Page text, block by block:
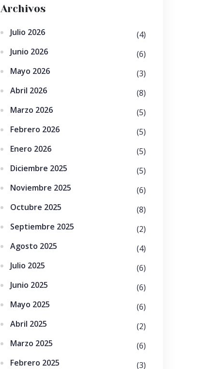
Archivos
Julio 2026
(4)
Junio 2026
(6)
Mayo 2026
(3)
Abril 2026
(8)
Marzo 2026
(5)
Febrero 2026
(5)
Enero 2026
(5)
Diciembre 2025
(5)
Noviembre 2025
(6)
Octubre 2025
(8)
Septiembre 2025
(2)
Agosto 2025
(4)
Julio 2025
(6)
Junio 2025
(6)
Mayo 2025
(6)
Abril 2025
(2)
Marzo 2025
(6)
Febrero 2025
(3)